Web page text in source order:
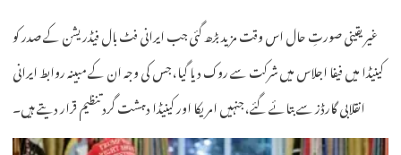
غیر یقینی صورتِ حال اس وقت مزید بڑھ گئی جب ایرانی فٹ بال فیڈریشن کے صدر کو
کینیڈا میں فیفا اجلاس میں شرکت سے روک دیا گیا، جس کی وجہ ان کے مبینہ روابط ایرانی
انقلابی گارڈز سے بتائے گئے، جنہیں امریکا اور کینیڈا دہشت گرد تنظیم قرار دیتے ہیں۔